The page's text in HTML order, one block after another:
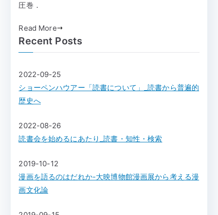
圧巻．
Read More
Recent Posts
2022-09-25
ショーペンハウアー「読書について」_読書から普遍的
歴史へ
2022-08-26
読書会を始めるにあたり_読書・知性・検索
2019-10-12
漫画を語るのはだれか-大映博物館漫画展から考える漫
画文化論